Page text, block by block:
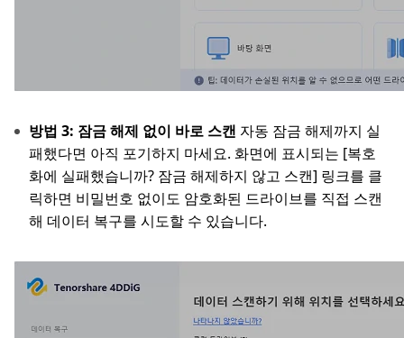
방법 3: 잠금 해제 없이 바로 스캔 자동 잠금 해제까지 실
패했다면 아직 포기하지 마세요. 화면에 표시되는 [복호
화에 실패했습니까? 잠금 해제하지 않고 스캔] 링크를 클
릭하면 비밀번호 없이도 암호화된 드라이브를 직접 스캔
해 데이터 복구를 시도할 수 있습니다.